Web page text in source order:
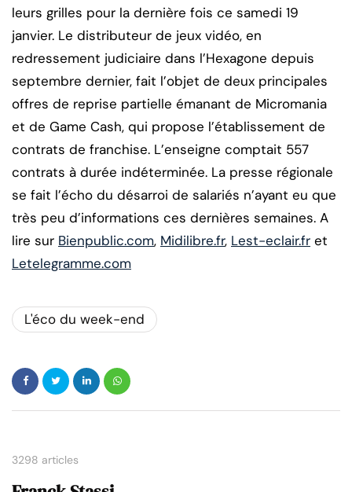
leurs grilles pour la dernière fois ce samedi 19
janvier. Le distributeur de jeux vidéo, en
redressement judiciaire dans l’Hexagone depuis
septembre dernier, fait l’objet de deux principales
offres de reprise partielle émanant de Micromania
et de Game Cash, qui propose l’établissement de
contrats de franchise. L’enseigne comptait 557
contrats à durée indéterminée. La presse régionale
se fait l’écho du désarroi de salariés n’ayant eu que
très peu d’informations ces dernières semaines. A
lire sur Bienpublic.com, Midilibre.fr, Lest-eclair.fr et
Letelegramme.com
L'éco du week-end
3298 articles